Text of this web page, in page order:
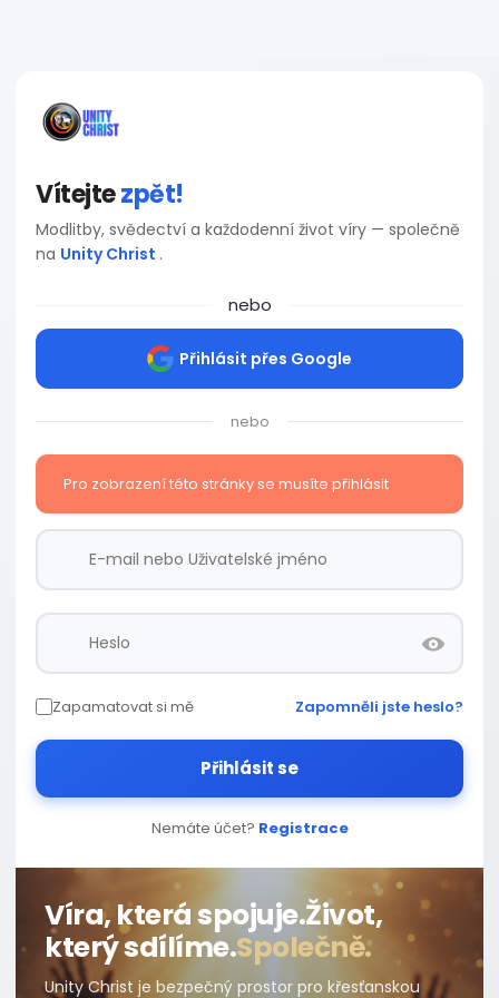
Vítejtezpět!
Modlitby, svědectví a každodenní život víry — společně
na Unity Christ .
nebo
Přihlásit přes Google
nebo
Pro zobrazení této stránky se musíte přihlásit
Zapamatovat si mě Zapomněli jste heslo?
Přihlásit se
Nemáte účet? Registrace
Víra, která spojuje.Život,
který sdílíme.Společně.
Unity Christ je bezpečný prostor pro křesťanskou